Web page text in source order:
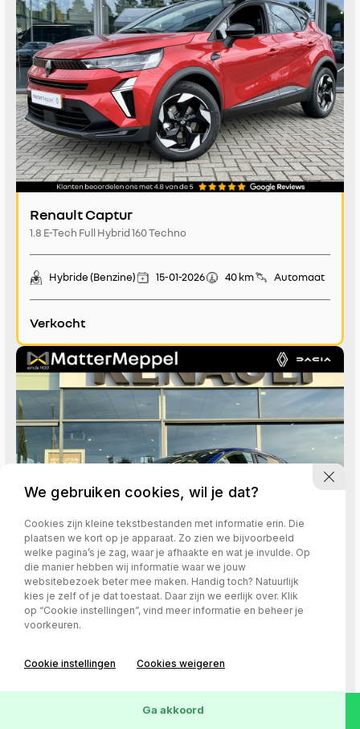
Renault Captur
1.8 E-Tech Full Hybrid 160 Techno
Hybride (Benzine) 15-01-2026 40 km Automaat
Verkocht
Renault Clio
1.6 E-Tech Full Hybrid 145 Esprit Alpine
Automaat
We gebruiken cookies, wil je dat?
Cookies zijn kleine tekstbestanden met informatie erin. Die
plaatsen we kort op je apparaat. Zo zien we bijvoorbeeld
welke pagina’s je zag, waar je afhaakte en wat je invulde. Op
die manier hebben wij informatie waar we jouw
websitebezoek beter mee maken. Handig toch? Natuurlijk
kies je zelf of je dat toestaat. Daar zijn we eerlijk over. Klik
op “Cookie instellingen”, vind meer informatie en beheer je
voorkeuren.
Cookie instellingen Cookies weigeren
Ga akkoord